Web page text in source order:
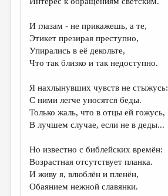
И глазам - не прикажешь, а те,
Этикет презирая преступно,
Упирались в её декольте,
Что так близко и так недоступно.
Я нахлынувших чувств не стыжусь:
С ними легче уносятся беды.
Только жаль, что в отцы ей гожусь,
В лучшем случае, если не в деды...
Но известно с библейских времён:
Возрастная отсутствует планка.
И живу я, влюблён и пленён,
Обаянием нежной славянки.